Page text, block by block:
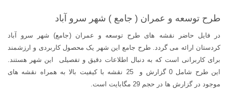
آباد
طرح توسعه و عمران ( جامع ) شهر سرو آباد
در فایل حاضر نقشه های طرح توسعه و عمران (جامع) شهر سرو آباد
کردستان ارائه می گردد. طرح جامع این شهر یک محصول کاربردی و ارزشمند
برای کاربرانی است که به دنبال اطلاعات دقیق و تفصیلی این شهر هستند.
این طرح شامل 0 گزارش و 25 نقشه با کیفیت بالا به همراه نقشه های
موجود در گزارش ها در حجم 29 مگابایت است.